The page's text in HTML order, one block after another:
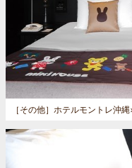
［その他］ ホテルモントレ沖